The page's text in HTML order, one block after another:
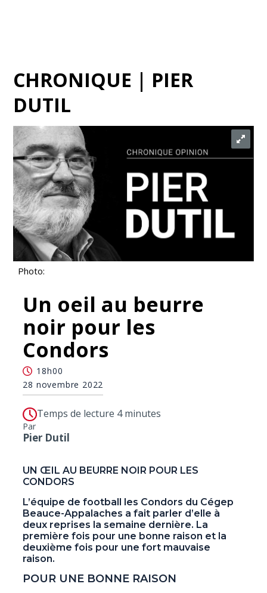
CHRONIQUE | PIER
DUTIL
Photo:
Un oeil au beurre
noir pour les
Condors
18h00
28 novembre 2022
Temps de lecture 4 minutes
Par
Pier Dutil
UN ŒIL AU BEURRE NOIR POUR LES
CONDORS
L’équipe de football les Condors du Cégep
Beauce-Appalaches a fait parler d’elle à
deux reprises la semaine dernière. La
première fois pour une bonne raison et la
deuxième fois pour une fort mauvaise
raison.
POUR UNE BONNE RAISON